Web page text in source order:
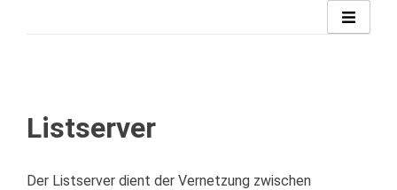
Listserver
Der Listserver dient der Vernetzung zwischen